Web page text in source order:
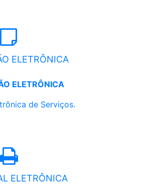
ELETRÔNICA
ELETRÔNICA
de Serviços.
ELETRÔNICA